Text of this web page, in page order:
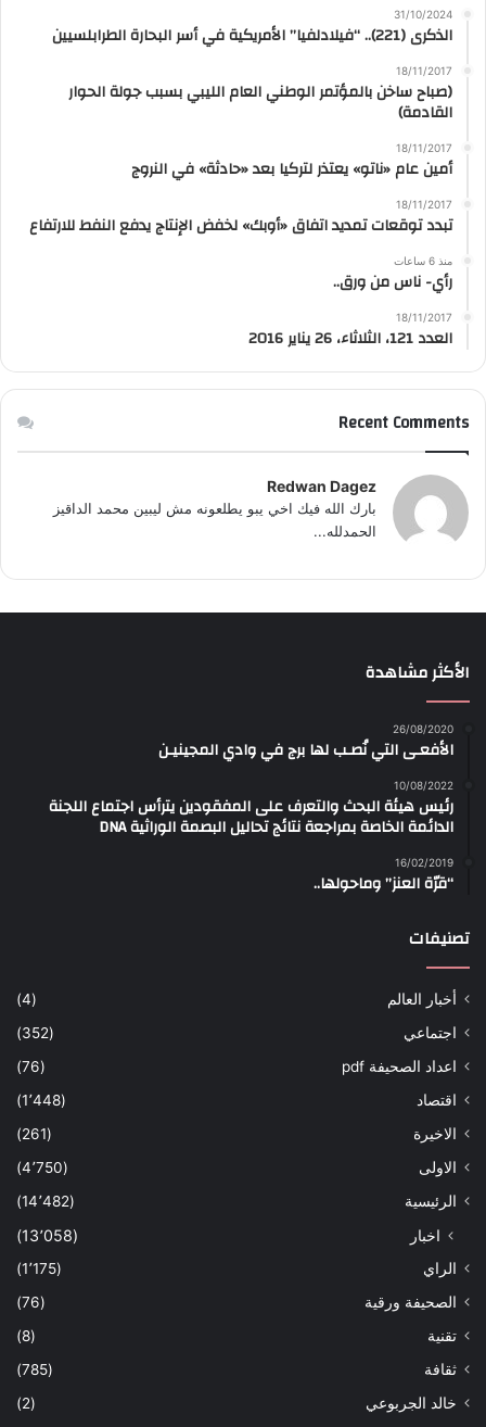
31/10/2024
الذكرى (221).. “فيلادلفيا” الأمريكية في أسر البحارة الطرابلسيين
18/11/2017
(صباح ساخن بالمؤتمر الوطني العام الليبي بسبب جولة الحوار
القادمة)
18/11/2017
أمين عام «ناتو» يعتذر لتركيا بعد «حادثة» في النروج
18/11/2017
تبدد توقعات تمديد اتفاق «أوبك» لخفض الإنتاج يدفع النفط للارتفاع
منذ 6 ساعات
رأي- ناس من ورق..
18/11/2017
العدد 121، الثلاثاء، 26 يناير 2016
Recent Comments
Redwan Dagez
بارك الله فيك اخي يبو يطلعونه مش ليبين محمد الداقيز
الحمدلله...
الأكثر مشاهدة
26/08/2020
الأفعـى التي نُصـب لها برج في وادي المجينيـن
10/08/2022
رئيس هيئة البحث والتعرف على المفقودين يترأس اجتماع اللجنة
الدائمة الخاصة بمراجعة نتائج تحاليل البصمة الوراثية DNA
16/02/2019
“قرّة العنز” وماحولها..
تصنيفات
أخبار العالم
(4)
اجتماعي
(352)
اعداد الصحيفة pdf
(76)
اقتصاد
(1٬448)
الاخيرة
(261)
الاولى
(4٬750)
الرئيسية
(14٬482)
اخبار (13٬058)
الراي
(1٬175)
الصحيفة ورقية
(76)
تقنية
(8)
ثقافة
(785)
خالد الجربوعي
(2)